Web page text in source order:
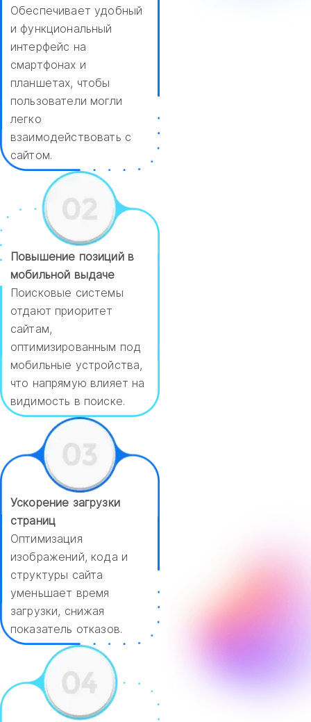
Обеспечивает удобный
и функциональный
интерфейс на
смартфонах и
планшетах, чтобы
пользователи могли
легко
взаимодействовать с
сайтом.
Ускорение загрузки
страниц
Оптимизация
изображений, кода и
структуры сайта
уменьшает время
загрузки, снижая
показатель отказов.
Повышение позиций в
мобильной выдаче
Поисковые системы
отдают приоритет
сайтам,
оптимизированным под
мобильные устройства,
что напрямую влияет на
видимость в поиске.